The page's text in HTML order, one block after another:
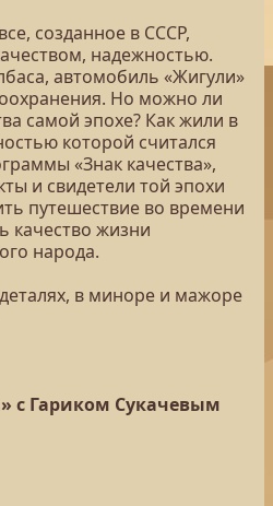
созданное в СССР,
надежностью.
автомобиль «Жигули»
Но можно ли
самой эпохе? Как жили в
которой считался
«Знак качества»,
и свидетели той эпохи
путешествие во времени
качество жизни
народа.
в миноре и мажоре
с Гариком Сукачевым